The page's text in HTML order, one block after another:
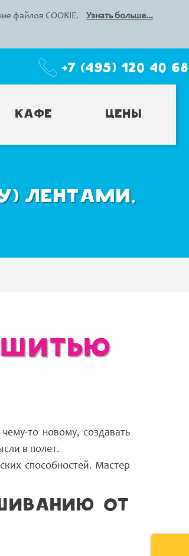
файлов COOKIE. Узнать больше...
+7 (495) 120 40 68
Кафе Цены
лентами,
то новому, создавать
в полет.
способностей. Мастер
от